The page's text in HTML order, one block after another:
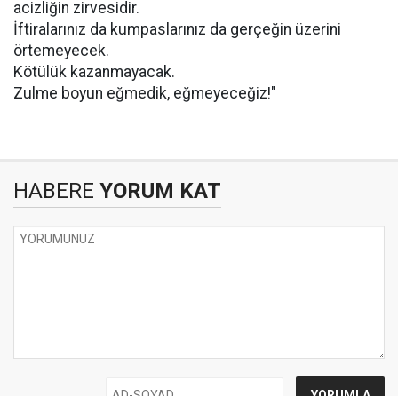
acizliğin zirvesidir.
İftiralarınız da kumpaslarınız da gerçeğin üzerini
örtemeyecek.
Kötülük kazanmayacak.
Zulme boyun eğmedik, eğmeyeceğiz!"
HABERE YORUM KAT